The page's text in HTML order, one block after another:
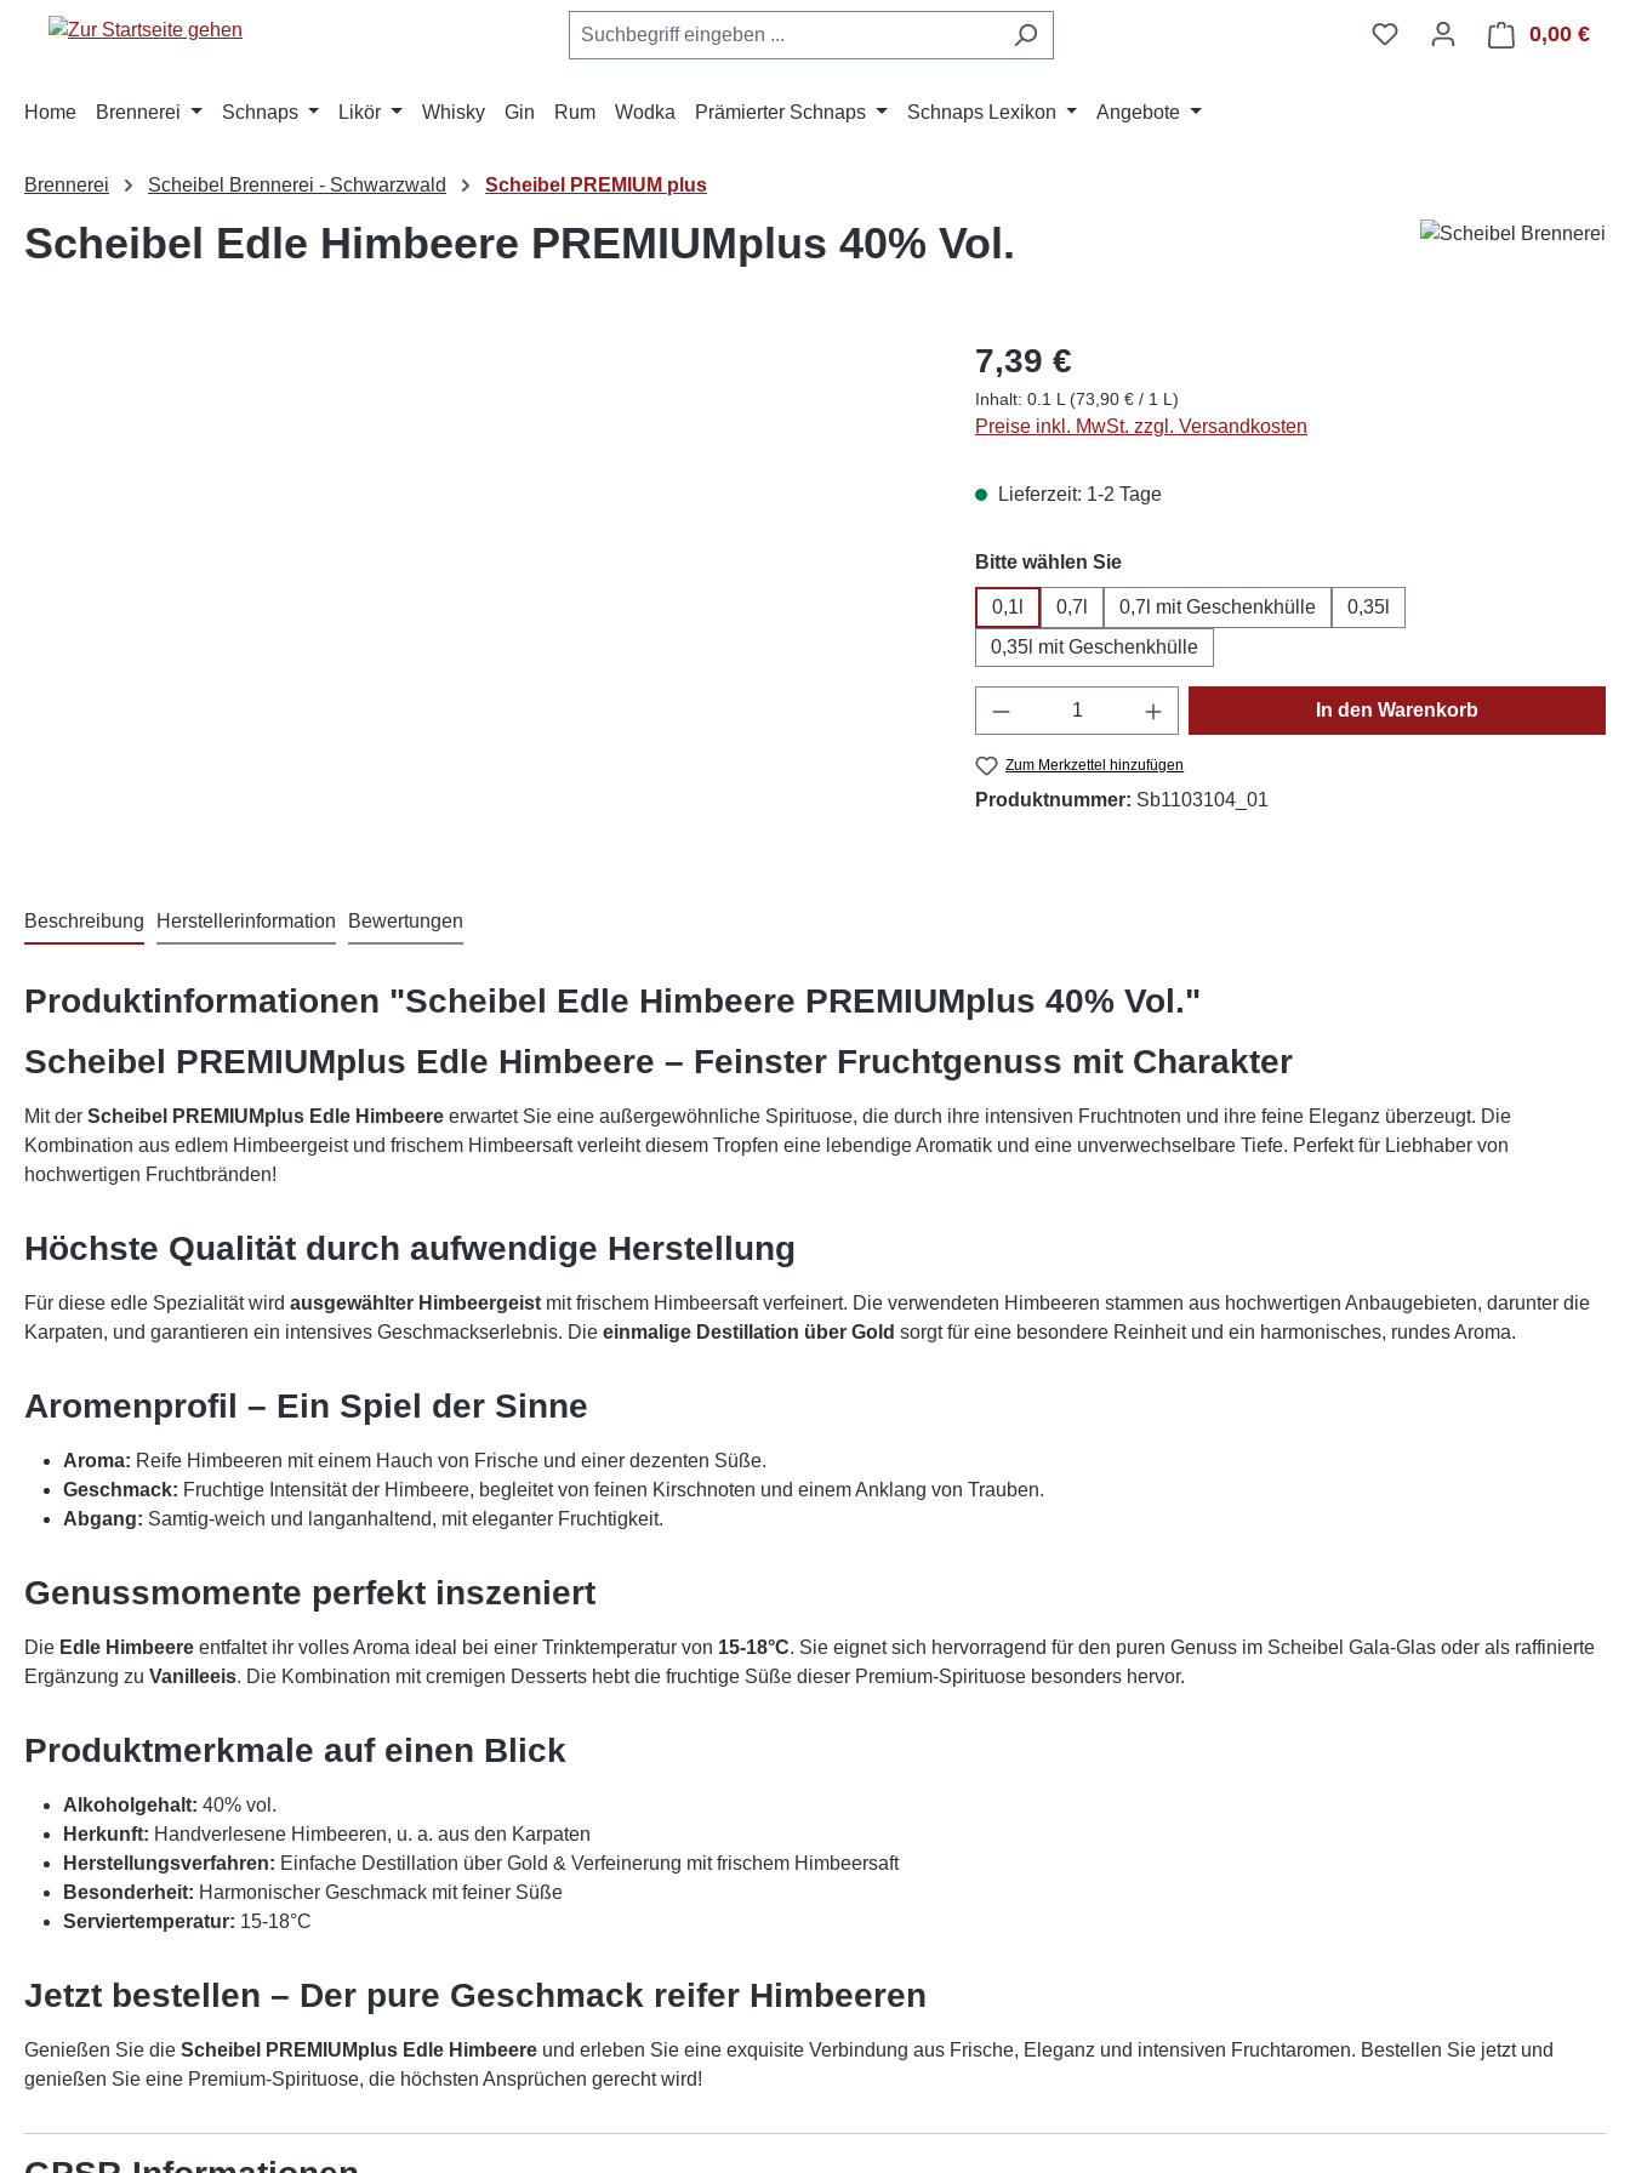
Zur Hauptnavigation springen 0,00 €
Home Brennerei Schnaps Likör Whisky Gin Rum Wodka Prämierter Schnaps Schnaps Lexikon Angebote
Brennerei Scheibel Brennerei - Schwarzwald Scheibel PREMIUM plus
Scheibel Edle Himbeere PREMIUMplus 40% Vol.
7,39 €
Inhalt: 0.1 L (73,90 € / 1 L)
Preise inkl. MwSt. zzgl. Versandkosten
Lieferzeit: 1-2 Tage
Bitte wählen Sieauswählen
0,1l 0,7l 0,7l mit Geschenkhülle
0,35l
0,35l mit Geschenkhülle
Produkt Anzahl: Gib den gewünschten Wert ein
In den Warenkorb
Zum Merkzettel hinzufügen
Produktnummer: Sb1103104_01
Beschreibung Herstellerinformation Bewertungen
Produktinformationen "Scheibel Edle Himbeere PREMIUMplus 40% Vol."
Scheibel PREMIUMplus Edle Himbeere – Feinster Fruchtgenuss mit Charakter
Mit der Scheibel PREMIUMplus Edle Himbeere erwartet Sie eine außergewöhnliche Spirituose, die durch ihre intensiven Fruchtnoten und ihre feine Eleganz überzeugt. Die
Kombination aus edlem Himbeergeist und frischem Himbeersaft verleiht diesem Tropfen eine lebendige Aromatik und eine unverwechselbare Tiefe. Perfekt für Liebhaber von
hochwertigen Fruchtbränden!
Höchste Qualität durch aufwendige Herstellung
Für diese edle Spezialität wird ausgewählter Himbeergeist mit frischem Himbeersaft verfeinert. Die verwendeten Himbeeren stammen aus hochwertigen Anbaugebieten, darunter die
Karpaten, und garantieren ein intensives Geschmackserlebnis. Die einmalige Destillation über Gold sorgt für eine besondere Reinheit und ein harmonisches, rundes Aroma.
Aromenprofil – Ein Spiel der Sinne
Aroma: Reife Himbeeren mit einem Hauch von Frische und einer dezenten Süße.
Geschmack: Fruchtige Intensität der Himbeere, begleitet von feinen Kirschnoten und einem Anklang von Trauben.
Abgang: Samtig-weich und langanhaltend, mit eleganter Fruchtigkeit.
Genussmomente perfekt inszeniert
Die Edle Himbeere entfaltet ihr volles Aroma ideal bei einer Trinktemperatur von 15-18°C. Sie eignet sich hervorragend für den puren Genuss im Scheibel Gala-Glas oder als raffinierte
Ergänzung zu Vanilleeis. Die Kombination mit cremigen Desserts hebt die fruchtige Süße dieser Premium-Spirituose besonders hervor.
Produktmerkmale auf einen Blick
Alkoholgehalt: 40% vol.
Herkunft: Handverlesene Himbeeren, u. a. aus den Karpaten
Herstellungsverfahren: Einfache Destillation über Gold & Verfeinerung mit frischem Himbeersaft
Besonderheit: Harmonischer Geschmack mit feiner Süße
Serviertemperatur: 15-18°C
Jetzt bestellen – Der pure Geschmack reifer Himbeeren
Genießen Sie die Scheibel PREMIUMplus Edle Himbeere und erleben Sie eine exquisite Verbindung aus Frische, Eleganz und intensiven Fruchtaromen. Bestellen Sie jetzt und
genießen Sie eine Premium-Spirituose, die höchsten Ansprüchen gerecht wird!